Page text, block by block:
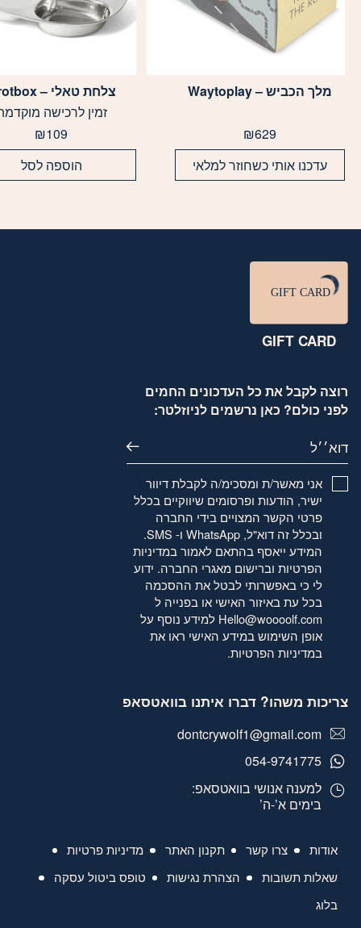
מלך הכביש – Waytoplay
₪629
עדכנו אותי כשחוזר למלאי
צלחת טאלי – Brotbox
זמין לרכישה
₪109
הוספה לסל
רוצה לקבל את כל העדכונים החמים
לפני כולם? כאן נרשמים לניוזלטר:
דוא׳׳ל
אני מאשר/ת ומסכימ/ה לקבלת דיוור
ישיר, הודעות ופרסומים שיווקיים בכלל
פרטי הקשר המצויים בידי החברה
ובכלל זה דוא"ל, WhatsApp ו- SMS.
המידע ייאסף בהתאם לאמורבמדיניות
הפרטיותוברישום מאגרי החברה. ידוע
לי כי באפשרותי לבטל את ההסכמה
בכל עת באיזור האישי או בפנייה ל
Hello@woooolf.com למידע נוסף על
אופן השימוש במידע האישי ראו את
במדיניות הפרטיות.
אודות צרו קשר תקנון האתר
מדיניות פרטיות
שאלות תשובות
הצהרת נגישות
טופס ביטול עסקה
בלוג
צריכות משהו? דברו איתנו בוואטסאפ
dontcrywolf1@gmail.com
054-9741775
למענה אנושי בוואטסאפ:
בימים א’-ה’
GIFT CARD